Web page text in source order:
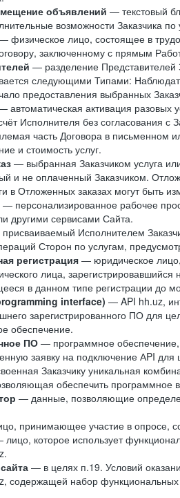
объявлений — текстовый
возможности Заказчика
физическое лицо, состоящее в
заключенному с прямым
— разделение Представителей
следующими Типами:
предоставления выбранных
автоматическая активация разовых
Исполнителя без согласования с
часть Договора в письменном
и стоимость услуг.
— выбранная Заказчиком услуга
не оплаченный Заказчиком.
в Отложенных заказах могут
— персонализированное рабочее
другими сервисами Сайта.
Исполнителем
Сторон по услугам,
регистрация — юридическое
лица,
в данном типе регистрации до
interface) — API hh.uz,
зарегистрированного ПО для
обеспечение.
ПО — программное
заявку на подключение АPI для
Заказчику уникальная
обеспечить программное
— данные, позволяющие
принимающее участие в опросе,
которое использует
— в целях п.19. Условий
содержащей набор